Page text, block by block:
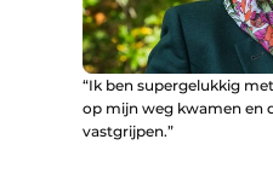
“Ik ben supergelukkig
op mijn weg kwamen en
vastgrijpen.”